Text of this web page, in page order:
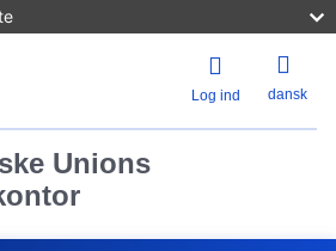
Log ind dansk
Unions